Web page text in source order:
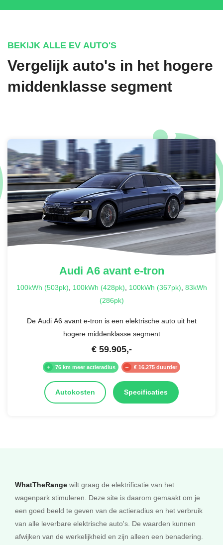
BEKIJK ALLE EV AUTO'S
Vergelijk auto's in het hogere
middenklasse segment
Audi A6 avant e-tron
100kWh (503pk), 100kWh (428pk), 100kWh (367pk), 83kWh
(286pk)
De Audi A6 avant e-tron is een elektrische auto uit het
hogere middenklasse segment
€ 59.905,-
76 km meer actieradius € 16.275 duurder
Autokosten Specificaties
WhatTheRange wilt graag de elektrificatie van het
wagenpark stimuleren. Deze site is daarom gemaakt om je
een goed beeld te geven van de actieradius en het verbruik
van alle leverbare elektrische auto's. De waarden kunnen
afwijken van de werkelijkheid en zijn alleen een benadering.